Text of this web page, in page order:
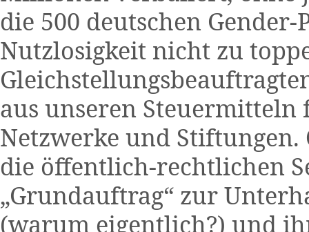
die 500 deutschen
Nutzlosigkeit nicht zu
aus unseren
Netzwerke und
die öffentlich-rechtlichen
„Grundauftrag“ zur
(warum eigentlich?) und